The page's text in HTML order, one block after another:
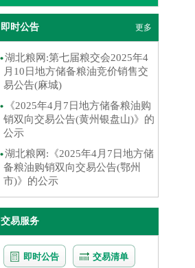
即时公告 更多
湖北粮网:第七届粮交会2025年4
月10日地方储备粮油竞价销售交
易公告(麻城)
《2025年4月7日地方储备粮油购
销双向交易公告(黄州银盘山)》的
公示
湖北粮网:《2025年4月7日地方储
备粮油购销双向交易公告(鄂州
市)》的公示
交易服务
即时公告 交易清单